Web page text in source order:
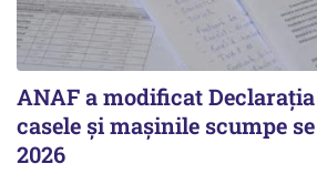
ANAF a modificat Declarația
casele și mașinile scumpe
2026